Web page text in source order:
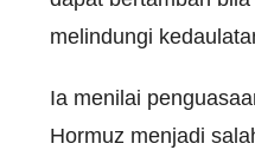
melindungi
Ia menilai
Hormuz menjadi